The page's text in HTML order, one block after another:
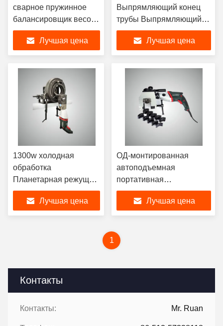
Контакты
Контакты: Mr. Ruan
сварное пружинное
балансировщик весом
9-15 кг, используемое с
сварным факелом
Лучшая цена
Выпрямляющий конец
трубы Выпрямляющий
трубку Регулируемая
скоростьЛучшая цена
1300w холодная
обработка
Планетарная режущая
машина труба
режущая машина CM3
Лучшая цена
ОД-монтированная
автоподъемная
портативная
трубопроводная машина
для предварительной
изготовления
Лучшая цена
1